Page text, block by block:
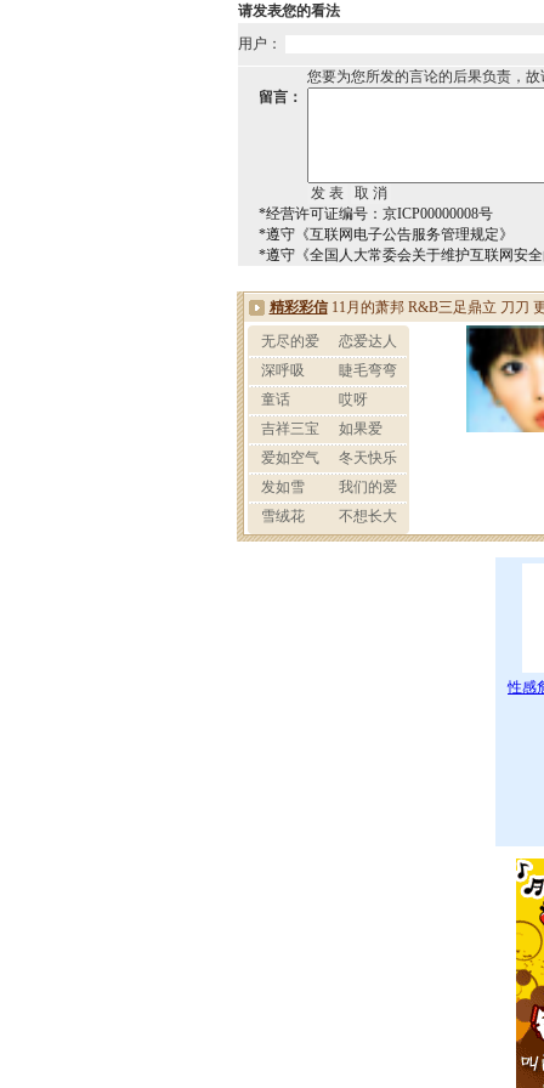
请发表您的看法
用户：
您要为您所发的言论的后果负责，
留言：
*经营许可证编号：京ICP00000008号
*遵守《互联网电子公告服务管理规定》
*遵守《全国人大常委会关于维护互联网安